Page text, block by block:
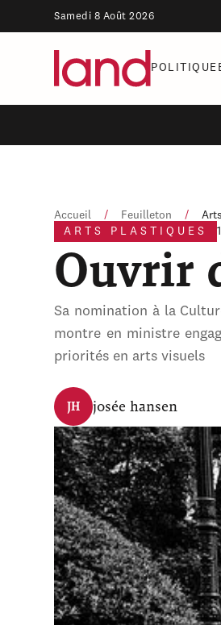
Samedi 8 Août 2026
POLITIQUE
Accueil / Feuilleton /
ARTS PLASTIQUES
Ouvrir
Sa nomination à la
montre en ministre
priorités en arts visuels
JH josée hansen